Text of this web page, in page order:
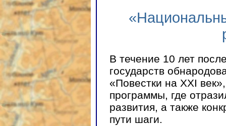
В течение 10 лет
государств
«Повестки на XXI
программы, где
развития, а также
пути шаги.